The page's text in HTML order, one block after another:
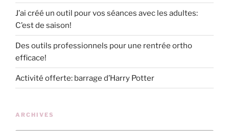
J’ai créé un outil pour vos séances avec les adultes:
C’est de saison!
Des outils professionnels pour une rentrée ortho
efficace!
Activité offerte: barrage d’Harry Potter
ARCHIVES